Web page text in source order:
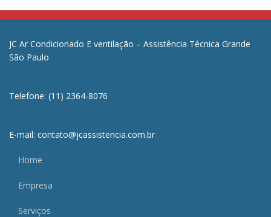
JC Ar Condicionado E ventilação – Assistência Técnica Grande
São Paulo
Telefone: (11) 2364-8076
E-mail: contato@jcassistencia.com.br
Home
Empresa
Serviços